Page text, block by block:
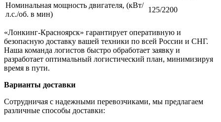
Номинальная мощность двигателя, (кВт/
л.с./об. в мин)
125/2200
«Лонкинг-Красноярск» гарантирует оперативную и
безопасную доставку вашей техники по всей России и СНГ.
Наша команда логистов быстро обработает заявку и
разработает оптимальный логистический план, минимизируя
время в пути.
Варианты доставки
Сотрудничая с надежными перевозчиками, мы предлагаем
различные способы доставки: